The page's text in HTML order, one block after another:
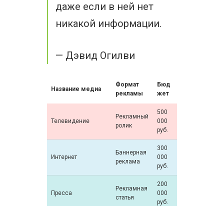
даже если в ней нет
никакой информации.
— Дэвид Огилви
Название медиа
Формат
рекламы
Бюд
жет
Телевидение
Рекламный
ролик
500
000
руб.
Интернет
Баннерная
реклама
300
000
руб.
Пресса
Рекламная
статья
200
000
руб.